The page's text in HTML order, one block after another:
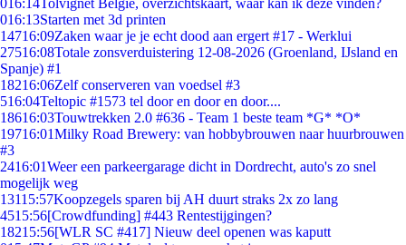
016:14Tolvignet België, overzichtskaart, waar kan ik deze vinden?
016:13Starten met 3d printen
14716:09Zaken waar je je echt dood aan ergert #17 - Werklui
27516:08Totale zonsverduistering 12-08-2026 (Groenland, IJsland en
Spanje) #1
18216:06Zelf conserveren van voedsel #3
516:04Teltopic #1573 tel door en door en door....
18616:03Touwtrekken 2.0 #636 - Team 1 beste team *G* *O*
19716:01Milky Road Brewery: van hobbybrouwen naar huurbrouwen
#3
2416:01Weer een parkeergarage dicht in Dordrecht, auto's zo snel
mogelijk weg
13115:57Koopzegels sparen bij AH duurt straks 2x zo lang
4515:56[Crowdfunding] #443 Rentestijgingen?
18215:56[WLR SC #417] Nieuw deel openen was kaputt